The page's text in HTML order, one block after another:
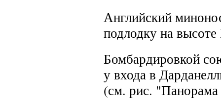
Английский
подлодку на
Бомбардировкой
у входа в
(см. рис.